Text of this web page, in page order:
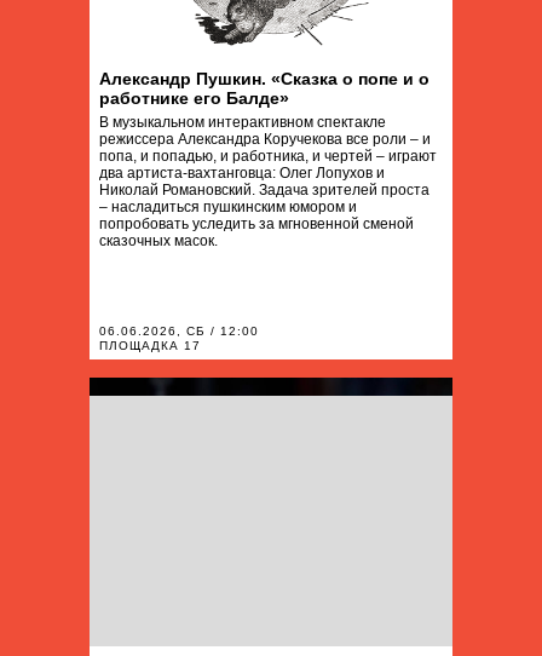
Александр Пушкин. «Сказка о попе и о
работнике его Балде»
В музыкальном интерактивном спектакле
режиссера Александра Коручекова все роли – и
попа, и попадью, и работника, и чертей – играют
два артиста-вахтанговца: Олег Лопухов и
Николай Романовский. Задача зрителей проста
– насладиться пушкинским юмором и
попробовать уследить за мгновенной сменой
сказочных масок.
06.06.2026, СБ / 12:00
ПЛОЩАДКА 17